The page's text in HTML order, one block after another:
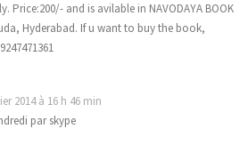
Price:200/- and is avilable in NAVODAYA BOOK
Hyderabad. If u want to buy the book,
2014 à 16 h 46 min
par skype